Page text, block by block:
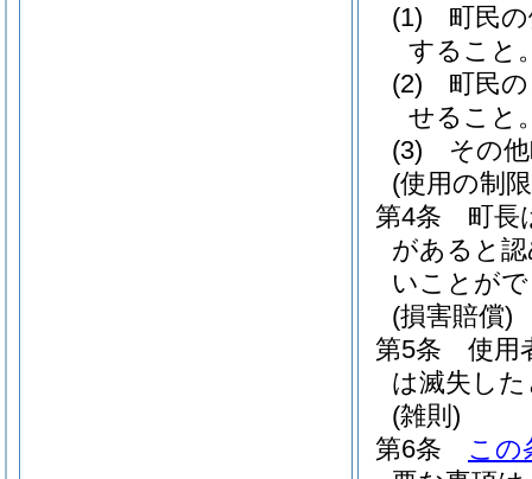
(1)
町民
すること
(2)
町民
せること
(3)
その
(使用の制
第4条
町長
があると
いことが
(損害賠償)
第5条
使用
は滅失し
(雑則)
第6条
この